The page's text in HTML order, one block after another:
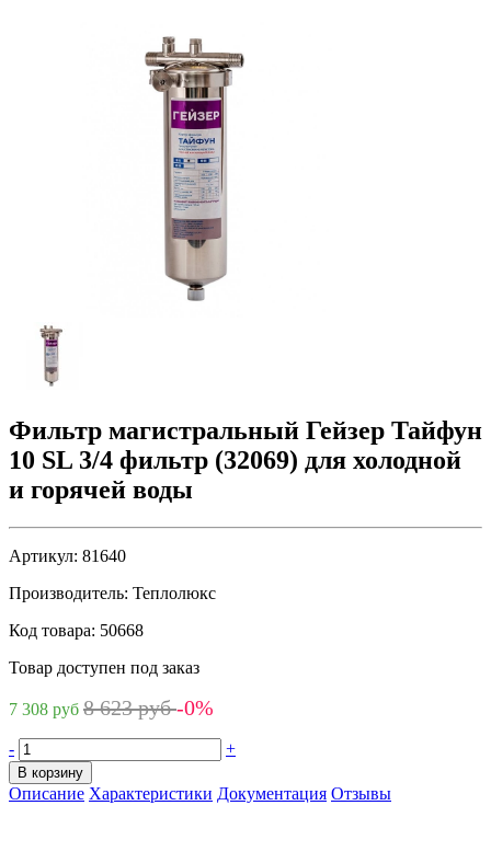
Фильтр магистральный Гейзер Тайфун
10 SL 3/4 фильтр (32069) для холодной
и горячей воды
Артикул: 81640
Производитель: Теплолюкс
Код товара: 50668
Товар доступен под заказ
7 308 руб 8 623 руб-0%
- +
В корзину
Описание Характеристики Документация Отзывы